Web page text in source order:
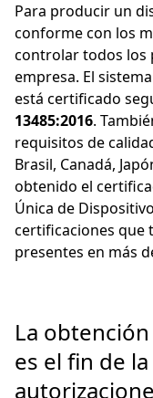
Para producir un
conforme con los
controlar todos los
empresa. El
está certificado
13485:2016.
requisitos de
Brasil, Canadá,
obtenido el
Única de
certificaciones que
presentes en más
La
es el fin de